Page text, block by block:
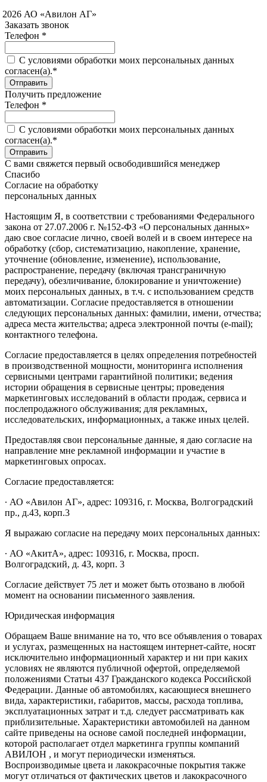
АО «Авилон АГ»
Заказать звонок
Телефон *
C условиями обработки моих персональных данных
согласен(а).*
Получить предложение
Телефон *
C условиями обработки моих персональных данных
согласен(а).*
С вами свяжется первый освободившийся менеджер
Спасибо
Согласие на обработку
персональных данных
Настоящим Я, в соответствии с требованиями Федерального
закона от 27.07.2006 г. №152-ФЗ «О персональных данных»
даю свое согласие лично, своей волей и в своем интересе на
обработку (сбор, систематизацию, накопление, хранение,
уточнение (обновление, изменение), использование,
распространение, передачу (включая трансграничную
передачу), обезличивание, блокирование и уничтожение)
моих персональных данных, в т.ч. с использованием средств
автоматизации. Согласие предоставляется в отношении
следующих персональных данных: фамилии, имени, отчества;
адреса места жительства; адреса электронной почты (e-mail);
контактного телефона.
Согласие предоставляется в целях определения потребностей
в производственной мощности, мониторинга исполнения
сервисными центрами гарантийной политики; ведения
истории обращения в сервисные центры; проведения
маркетинговых исследований в области продаж, сервиса и
послепродажного обслуживания; для рекламных,
исследовательских, информационных, а также иных целей.
Предоставляя свои персональные данные, я даю согласие на
направление мне рекламной информации и участие в
маркетинговых опросах.
Согласие предоставляется:
∙ АО «Авилон АГ», адрес: 109316, г. Москва, Волгоградский
пр., д.43, корп.3
Я выражаю согласие на передачу моих персональных данных:
∙ АО «АкитА», адрес: 109316, г. Москва, просп.
Волгоградский, д. 43, корп. 3
Согласие действует 75 лет и может быть отозвано в любой
момент на основании письменного заявления.
Юридическая информация
Обращаем Ваше внимание на то, что все объявления о товарах
и услугах, размещенных на настоящем интернет-сайте, носят
исключительно информационный характер и ни при каких
условиях не являются публичной офертой, определяемой
положениями Статьи 437 Гражданского кодекса Российской
Федерации. Данные об автомобилях, касающиеся внешнего
вида, характеристики, габаритов, массы, расхода топлива,
эксплуатационных затрат и т.д. следует рассматривать как
приблизительные. Характеристики автомобилей на данном
сайте приведены на основе самой последней информации,
которой располагает отдел маркетинга группы компаний
АВИЛОН , и могут периодически изменяться.
Воспроизводимые цвета и лакокрасочные покрытия также
могут отличаться от фактических цветов и лакокрасочного